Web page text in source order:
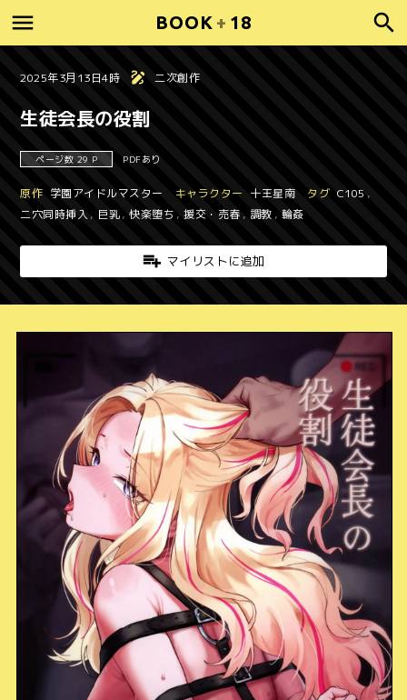
BOOK + 18
2025年3月13日4時 二次創作
生徒会長の役割
ページ数 29 P PDFあり
原作 学園アイドルマスター キャラクター 十王星南 タグ C105 ,
二穴同時挿入 , 巨乳,快楽堕ち ,援交・売春 , 調教 , 輪姦
マイリストに追加